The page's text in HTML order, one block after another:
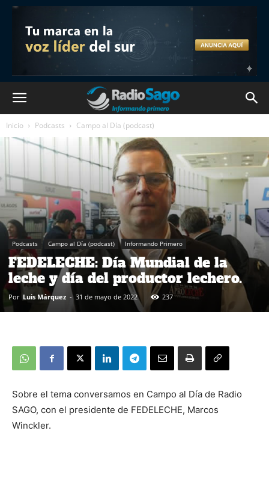
Inicio Podcasts Campo al Día (podcast)
Podcasts Campo al Día (podcast) Informando Primero
FEDELECHE: Día Mundial de la
leche y día del productor lechero.
Por Luis Márquez - 31 de mayo de 2022 237
Sobre el tema conversamos en Campo al Día de Radio
SAGO, con el presidente de FEDELECHE, Marcos
Winckler.